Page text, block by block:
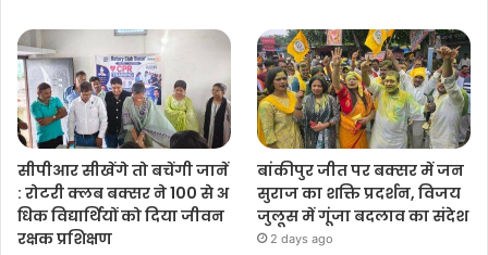
सीपीआर सीखेंगे तो बचेंगी जानें
: रोटरी क्लब बक्सर ने 100 से अ
धिक विद्यार्थियों को दिया जीवन
रक्षक प्रशिक्षण
बांकीपुर जीत पर बक्सर में जन
सुराज का शक्ति प्रदर्शन, विजय
जुलूस में गूंजा बदलाव का संदेश
2 days ago